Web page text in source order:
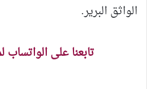
الواثق البرير.
تابعنا على الواتساب